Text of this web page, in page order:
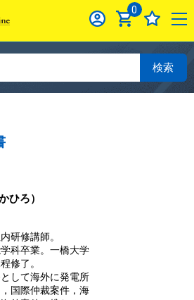
0
検索
ひろ）
研修講師。
科卒業。一橋大学
修了。
して海外に発電所
国際仲裁案件，海